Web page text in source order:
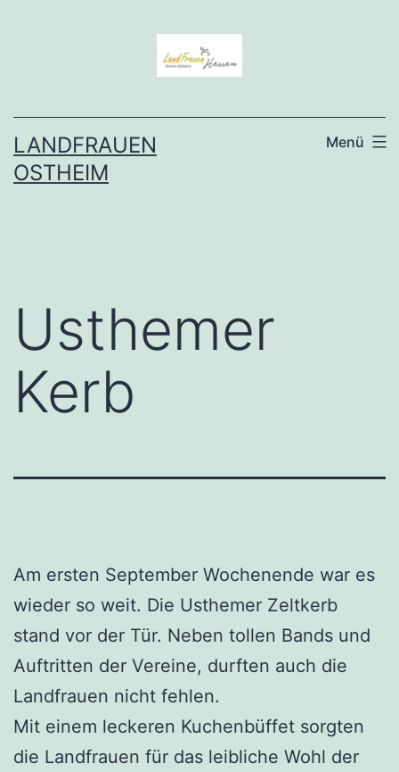
LANDFRAUEN
OSTHEIM
Menü
Usthemer
Kerb
Am ersten September Wochenende war es
wieder so weit. Die Usthemer Zeltkerb
stand vor der Tür. Neben tollen Bands und
Auftritten der Vereine, durften auch die
Landfrauen nicht fehlen.
Mit einem leckeren Kuchenbüffet sorgten
die Landfrauen für das leibliche Wohl der